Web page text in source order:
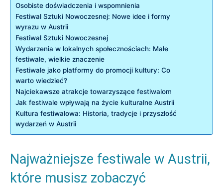
Osobiste doświadczenia i ‌wspomnienia
Festiwal Sztuki Nowoczesnej: Nowe idee ⁣i formy
wyrazu w Austrii
Festiwal Sztuki Nowoczesnej
Wydarzenia w‌ lokalnych społecznościach: Małe
festiwale, wielkie znaczenie
Festiwale jako platformy do promocji kultury: Co
warto wiedzieć?
Najciekawsze atrakcje towarzyszące festiwalom
Jak festiwale wpływają na życie kulturalne Austrii
Kultura festiwalowa: Historia, tradycje i przyszłość
wydarzeń w Austrii
Najważniejsze festiwale w Austrii,⁣
które musisz zobaczyć